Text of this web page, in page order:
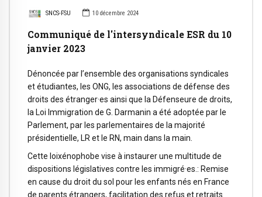
SNCS-FSU 10 décembre 2024
Communiqué de l'intersyndicale ESR du 10
janvier 2023
Dénoncée par l’ensemble des organisations syndicales
et étudiantes, les ONG, les associations de défense des
droits des étranger·es ainsi que la Défenseure de droits,
la Loi Immigration de G. Darmanin a été adoptée par le
Parlement, par les parlementaires de la majorité
présidentielle, LR et le RN, main dans la main.
Cette loixénophobe vise à instaurer une multitude de
dispositions législatives contre les immigré·es.: Remise
en cause du droit du sol pour les enfants nés en France
de parents étrangers, facilitation des refus et retraits